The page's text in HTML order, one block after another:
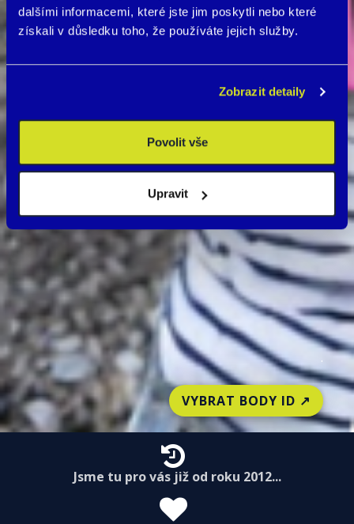
dalšími informacemi, které jste jim poskytli nebo které
získali v důsledku toho, že používáte jejich služby.
Zobrazit detaily
Povolit vše
Upravit
.
VYBRAT BODY ID ↗️
Jsme tu pro vás již od roku 2012...